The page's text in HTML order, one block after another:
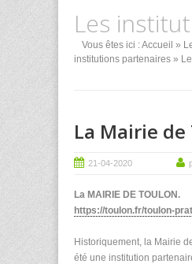
Les
Vous êtes ici :Accueil »
institutions partenaires »
La Mairie de
21-04-2020
La MAIRIE DE TOULON.
https://toulon.fr/toulon-
Historiquement, la Mairie
été une institution